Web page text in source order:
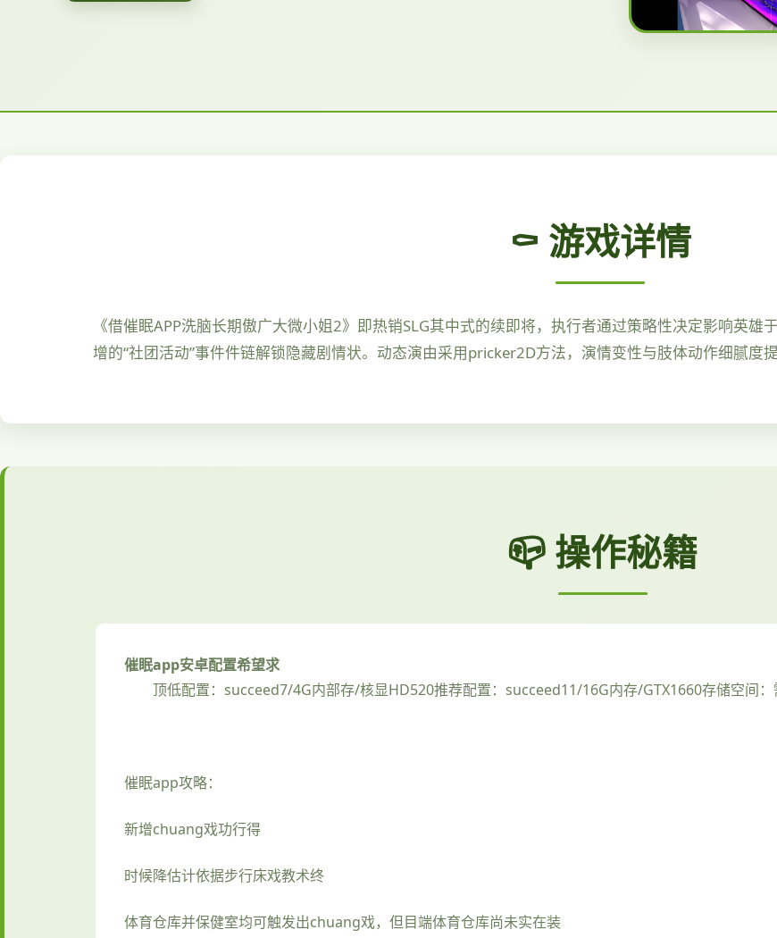
⚰️ 游戏详情
《借催眠APP洗脑长期傲广大微小姐2》即热销SLG其中式的续即将，执行者通过策略性决定影响英
增的“社团活动”事件件链解锁隐藏剧情状。动态演由采用pricker2D方法，演情变性与肢体动作细腻度提
📪 操作秘籍
催眠app安卓配置希望求
​顶低配置​​：succeed7/4G内部存/核显HD520​推荐配置​​：succeed11/16G内存/GTX1660​存储空间​
催眠app攻略：
新增chuang戏功行得
时候降估计依据步行床戏教术终
体育仓库并保健室均可触发出chuang戏，但目端体育仓库尚未实在装